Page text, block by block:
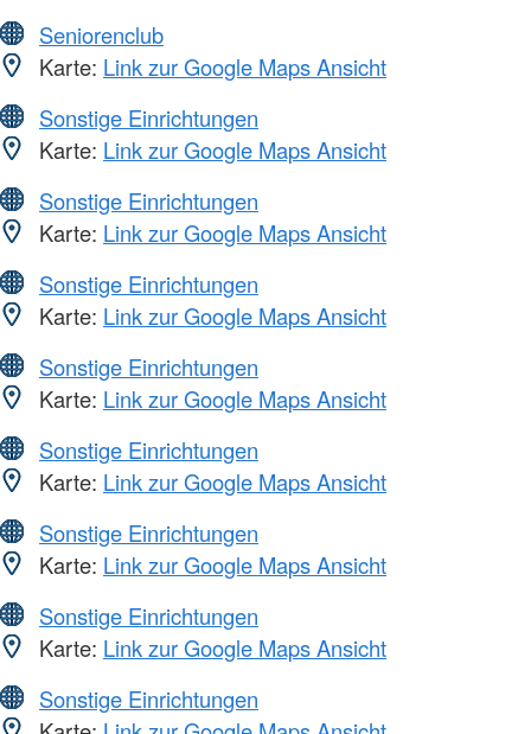
Seniorenclub
Karte: Link zur Google Maps Ansicht
Sonstige Einrichtungen
Karte: Link zur Google Maps Ansicht
Sonstige Einrichtungen
Karte: Link zur Google Maps Ansicht
Sonstige Einrichtungen
Karte: Link zur Google Maps Ansicht
Sonstige Einrichtungen
Karte: Link zur Google Maps Ansicht
Sonstige Einrichtungen
Karte: Link zur Google Maps Ansicht
Sonstige Einrichtungen
Karte: Link zur Google Maps Ansicht
Sonstige Einrichtungen
Karte: Link zur Google Maps Ansicht
Sonstige Einrichtungen